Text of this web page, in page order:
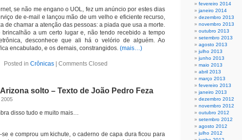
se não me engano o UOL, fez um anúncio por estes dias
de e-mail e lançou mão de um velho e eficiente recurso,
de chamar a atenção das pessoas: a piada que usa a morte.
brincalhão a um certo lugar e, não tendo recebido a tempo
desconhece que ali há o velório de alguém. Ao
encabulado, e os demais, constrangidos. (mais…)
Posted in Crônicas| Comments Closed
solto – Texto de João Pedro Feza
disso tudo e muito mais…
e comprou um kichute, o caderno de capa dura ficou para
fevereiro 2014
janeiro 2014
dezembro 2013
novembro 2013
outubro 2013
setembro 2013
agosto 2013
julho 2013
junho 2013
maio 2013
abril 2013
março 2013
fevereiro 2013
janeiro 2013
dezembro 2012
novembro 2012
outubro 2012
setembro 2012
agosto 2012
julho 2012